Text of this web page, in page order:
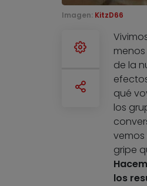
Imagen: KitzD66
de la
qué
los
vemos
gripe
los